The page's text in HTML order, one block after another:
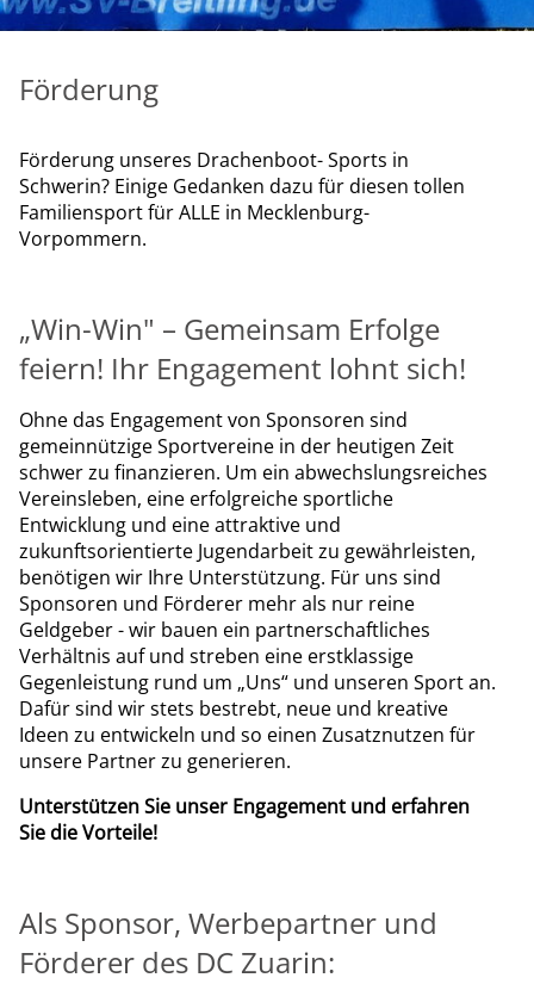
Förderung
Förderung unseres Drachenboot- Sports in
Schwerin? Einige Gedanken dazu für diesen tollen
Familiensport für ALLE in Mecklenburg-
Vorpommern.
„Win-Win" – Gemeinsam Erfolge
feiern! Ihr Engagement lohnt sich!
Ohne das Engagement von Sponsoren sind
gemeinnützige Sportvereine in der heutigen Zeit
schwer zu finanzieren. Um ein abwechslungsreiches
Vereinsleben, eine erfolgreiche sportliche
Entwicklung und eine attraktive und
zukunftsorientierte Jugendarbeit zu gewährleisten,
benötigen wir Ihre Unterstützung. Für uns sind
Sponsoren und Förderer mehr als nur reine
Geldgeber - wir bauen ein partnerschaftliches
Verhältnis auf und streben eine erstklassige
Gegenleistung rund um „Uns“ und unseren Sport an.
Dafür sind wir stets bestrebt, neue und kreative
Ideen zu entwickeln und so einen Zusatznutzen für
unsere Partner zu generieren.
Unterstützen Sie unser Engagement und erfahren
Sie die Vorteile!
Als Sponsor, Werbepartner und
Förderer des DC Zuarin: